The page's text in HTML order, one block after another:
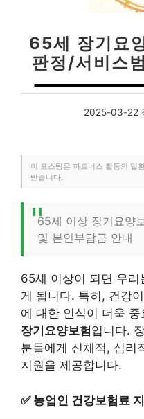
65세 장기요
판정/서비스
2025-03-22
이 포스팅은 파트너스 활동의 일
받습니다.
65세 이상 장기요양
및 본인부담금 안내
65세 이상이 되면 우
게 됩니다. 특히, 건강
에 대한 인식이 더욱
장기요양보험입니다.
분들에게 신체적, 심리
지원을 제공합니다.
✅ 농업인 건강보험료